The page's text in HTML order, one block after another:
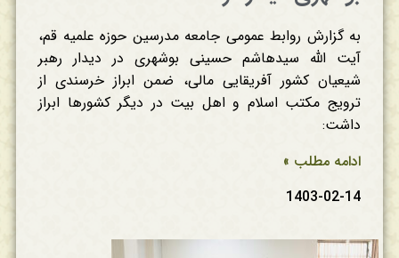
به گزارش روابط عمومی جامعه مدرسین حوزه علمیه قم،
آیت الله سیدهاشم حسینی بوشهری در دیدار رهبر
شیعیان کشور آفریقایی مالی، ضمن ابراز خرسندی از
ترویج مکتب اسلام و اهل بیت در دیگر کشورها ابراز
داشت:
ادامه مطلب »
1403-02-14